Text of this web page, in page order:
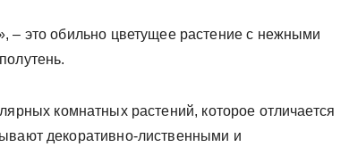
– это обильно цветущее растение с нежными
комнатных растений, которое отличается
декоративно-лиственными и